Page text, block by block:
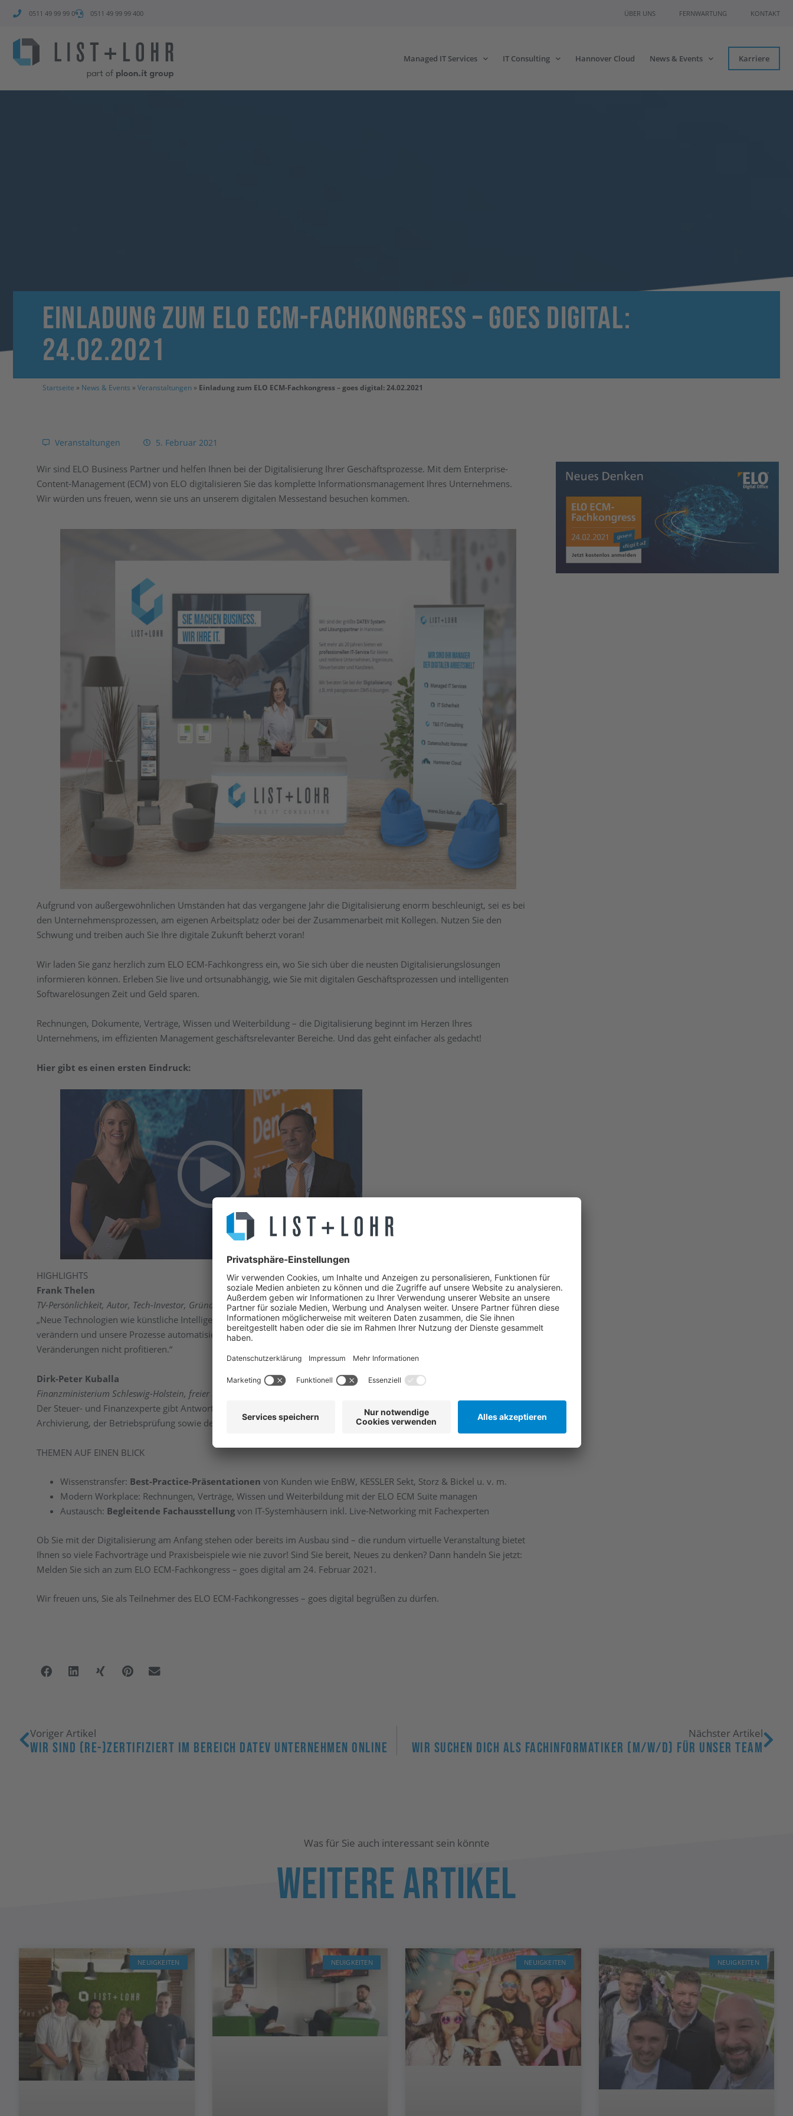
0511 49 99 99 0 0511 49 99 99 400 ÜBER UNS FERNWARTUNG KONTAKT
Managed IT Services IT Consulting Hannover Cloud News & Events Karriere
Einladung zum ELO ECM-Fachkongress – goes digital:
24.02.2021
Startseite » News & Events » Veranstaltungen » Einladung zum ELO ECM-Fachkongress – goes digital: 24.02.2021
Veranstaltungen 5. Februar 2021
Wir sind ELO Business Partner und helfen Ihnen bei der Digitalisierung Ihrer Geschäftsprozesse. Mit dem Enterprise-
Content-Management (ECM) von ELO digitalisieren Sie das komplette Informationsmanagement Ihres Unternehmens.
Wir würden uns freuen, wenn sie uns an unserem digitalen Messestand besuchen kommen.
Aufgrund von außergewöhnlichen Umständen hat das vergangene Jahr die Digitalisierung enorm beschleunigt, sei es bei
den Unternehmensprozessen, am eigenen Arbeitsplatz oder bei der Zusammenarbeit mit Kollegen. Nutzen Sie den
Schwung und treiben auch Sie Ihre digitale Zukunft beherzt voran!
Wir laden Sie ganz herzlich zum ELO ECM-Fachkongress ein, wo Sie sich über die neusten Digitalisierungslösungen
informieren können. Erleben Sie live und ortsunabhängig, wie Sie mit digitalen Geschäftsprozessen und intelligenten
Softwarelösungen Zeit und Geld sparen.
Rechnungen, Dokumente, Verträge, Wissen und Weiterbildung – die Digitalisierung beginnt im Herzen Ihres
Unternehmens, im effizienten Management geschäftsrelevanter Bereiche. Und das geht einfacher als gedacht!
Hier gibt es einen ersten Eindruck:
HIGHLIGHTS
Frank Thelen
TV-Persönlichkeit, Autor, Tech-Investor, Gründer und CEO, Freigeist Capital
„Neue Technologien wie künstliche Intelligenz, Quantencomputer und Big Data werden unsere Welt zunehmend
verändern und unsere Prozesse automatisieren. Wer sein Unternehmen nicht zu 100 % digitalisiert, kann von diesen
Veränderungen nicht profitieren.“
Dirk-Peter Kuballa
Finanzministerium Schleswig-Holstein, freier Dozent, Mitverfasser der GoBD
Der Steuer- und Finanzexperte gibt Antworten auf die häufigsten Fragen, die sich im Zusammenhang mit der digitalen
Archivierung, der Betriebsprüfung sowie den Neuerungen der GoBD 2.0 ergeben.
THEMEN AUF EINEN BLICK
Wissenstransfer: Best-Practice-Präsentationen von Kunden wie EnBW, KESSLER Sekt, Storz & Bickel u. v. m.
Modern Workplace: Rechnungen, Verträge, Wissen und Weiterbildung mit der ELO ECM Suite managen
Austausch: Begleitende Fachausstellung von IT-Systemhäusern inkl. Live-Networking mit Fachexperten
Ob Sie mit der Digitalisierung am Anfang stehen oder bereits im Ausbau sind – die rundum virtuelle Veranstaltung bietet
Ihnen so viele Fachvorträge und Praxisbeispiele wie nie zuvor! Sind Sie bereit, Neues zu denken? Dann handeln Sie jetzt:
Melden Sie sich an zum ELO ECM-Fachkongress – goes digital am 24. Februar 2021.
Wir freuen uns, Sie als Teilnehmer des ELO ECM-Fachkongresses – goes digital begrüßen zu dürfen.
Voriger Artikel
Wir Sind (re-)zertifiziert Im Bereich DATEV Unternehmen Online
Nächster Artikel
Wir Suchen Dich Als Fachinformatiker (m/w/d) Für Unser Team
Was für Sie auch interessant sein könnte
Weitere Artikel
NEUIGKEITEN NEUIGKEITEN NEUIGKEITEN NEUIGKEITEN